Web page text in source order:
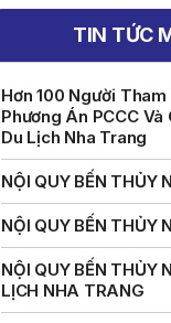
TIN TỨC
Hơn 100 Người
Phương Án PCCC Và
Du Lịch Nha Trang
NỘI QUY BẾN THỦY
NỘI QUY BẾN THỦY
NỘI QUY BẾN THỦY
LỊCH NHA TRANG